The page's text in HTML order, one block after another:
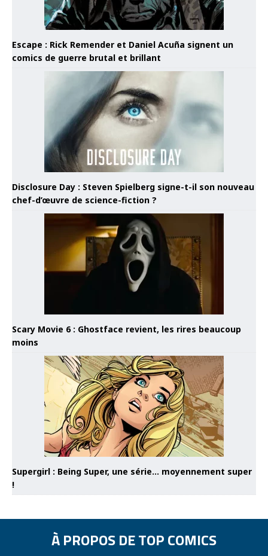
Escape : Rick Remender et Daniel Acuña signent un
comics de guerre brutal et brillant
Disclosure Day : Steven Spielberg signe-t-il son nouveau
chef-d’œuvre de science-fiction ?
Scary Movie 6 : Ghostface revient, les rires beaucoup
moins
Supergirl : Being Super, une série… moyennement super
!
À PROPOS DE TOP COMICS